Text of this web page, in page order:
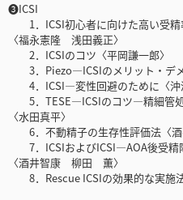
❸ICSI
1．ICSI初心者に向けた高い受精
〈福永憲隆 浅田義正〉
2．ICSIのコツ〈平岡謙一郎〉
3．Piezo—ICSIのメリット・デ
4．ICSI―変性回避のために〈沖
5．TESE—ICSIのコツ―精細管処
〈水田真平〉
6．不動精子の生存性評価法〈
7．ICSIおよびICSI—AOA後受精
〈酒井智康 柳田 薫〉
8．Rescue ICSIの効果的な実施